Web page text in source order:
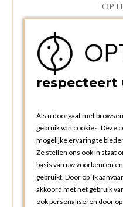
Rue
4340
Openingsuren
Maandag tot en
Zaterdag
Openingsuren ophalen
respecteert
Als u doorgaat met
gebruik van cookies. Deze
mogelijke ervaring te
Ze stellen ons ook in staat
basis van uw voorkeuren
gebruikt. Door op ‘Ik
akkoord met het gebruik
ook personaliseren door